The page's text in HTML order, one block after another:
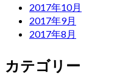
2017年10月
2017年9月
2017年8月
カテゴリー